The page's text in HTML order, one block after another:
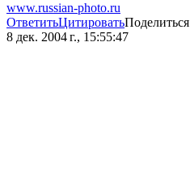
www.russian-photo.ru
ОтветитьЦитироватьПоделиться
8 дек. 2004 г., 15:55:47